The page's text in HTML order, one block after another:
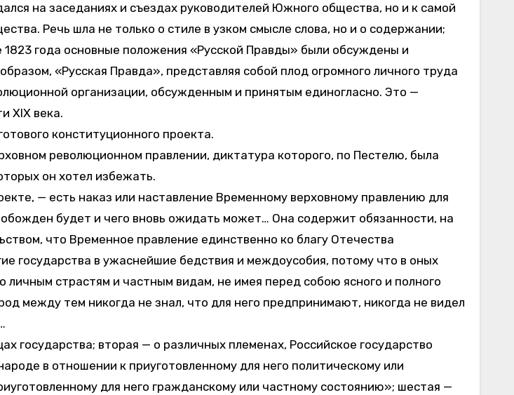
на заседаниях и съездах руководителей Южного общества, но и к самой
Речь шла не только о стиле в узком смысле слова, но и о содержании;
года основные положения «Русской Правды» были обсуждены и
«Русская Правда», представляя собой плод огромного личного труда
организации, обсужденным и принятым единогласно. Это —
XIX века.
конституционного проекта.
революционном правлении, диктатура которого, по Пестелю, была
он хотел избежать.
— есть наказ или наставление Временному верховному правлению для
будет и чего вновь ожидать может… Она содержит обязанности, на
что Временное правление единственно ко благу Отечества
государства в ужаснейшие бедствия и междоусобия, потому что в оных
личным страстям и частным видам, не имея перед собою ясного и полного
между тем никогда не знал, что для него предпринимают, никогда не видел
государства; вторая — о различных племенах, Российское государство
в отношении к приуготовленному для него политическому или
для него гражданскому или частному состоянию»; шестая —